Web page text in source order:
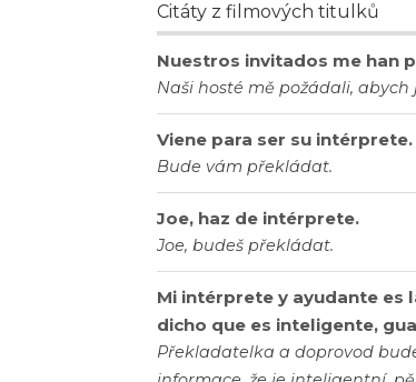
Citáty z filmových titulků
Nuestros invitados me han
Naši hosté mě požádali,
Viene para ser su intérprete.
Bude vám překládat.
Joe, haz de intérprete.
Joe, budeš překládat.
Mi intérprete y ayudante es
dicho que es inteligente,
Překladatelka a doprovod